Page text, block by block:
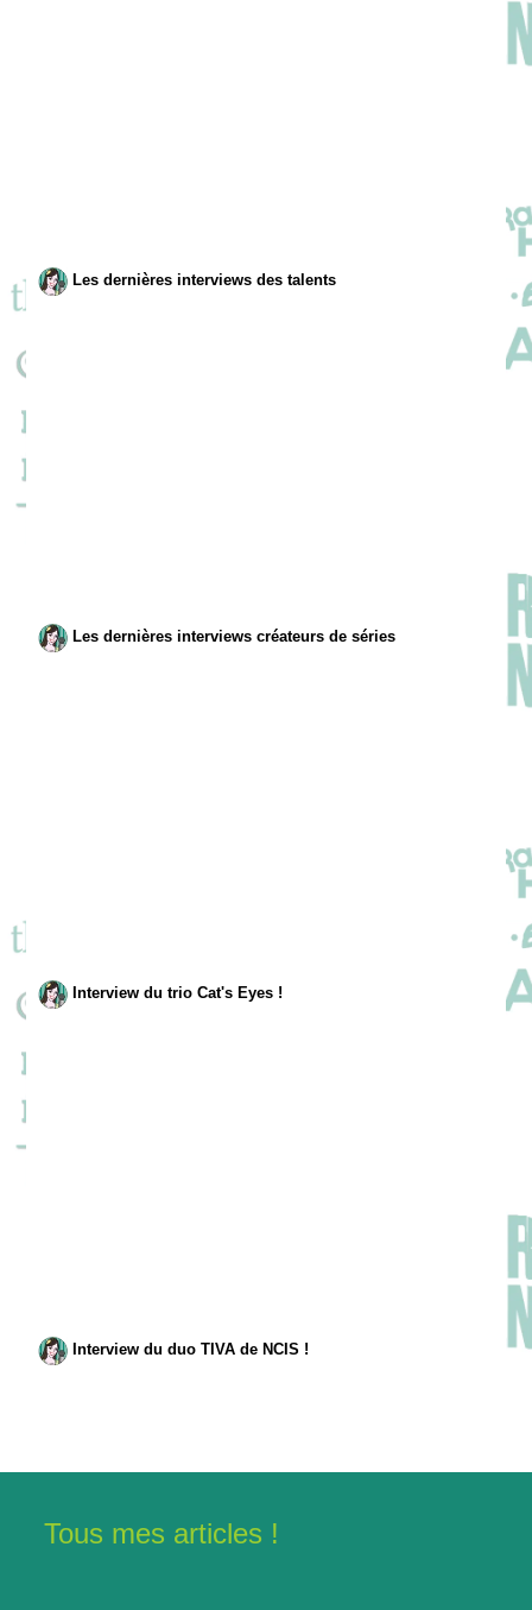
Les dernières interviews des talents
Les dernières interviews créateurs de séries
Interview du trio Cat's Eyes !
Interview du duo TIVA de NCIS !
Tous mes articles !